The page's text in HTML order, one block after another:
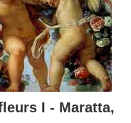
I - Maratta,